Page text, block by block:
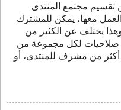
مجتمع المنتدى
معها، يمكن للمشترك
يختلف عن الكثير من
صلاحيات لكل مجموعة من
من مشرف للمنتدى، أو